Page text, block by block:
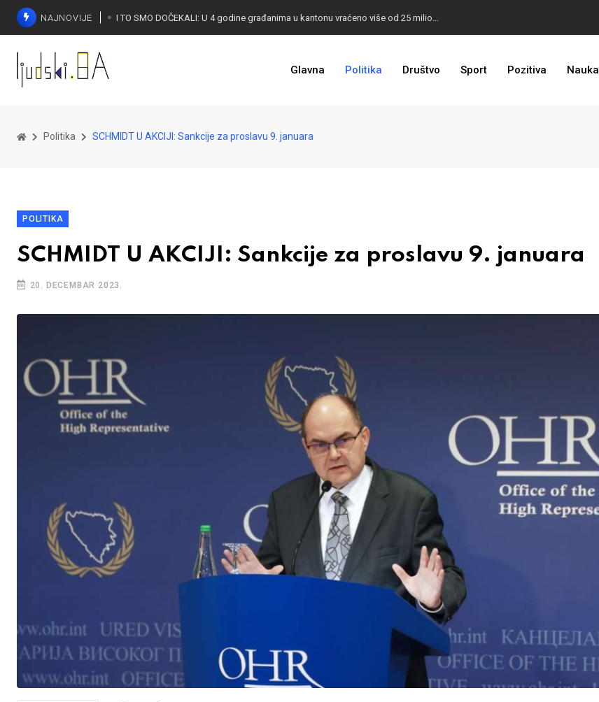
NAJNOVIJE
KONAKOVIĆ PALI ALARM: Otvoreno pismo UN-u
Glavna Politika Društvo Sport Pozitiva Nauka
Politika SCHMIDT U AKCIJI: Sankcije za proslavu 9. januara
POLITIKA
SCHMIDT U AKCIJI: Sankcije za proslavu 9. januara
20. DECEMBAR 2023.